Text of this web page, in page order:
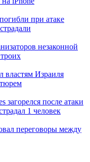
при атаке
незаконной
властям Израиля
загорелся после атаки
1 человек
переговоры между